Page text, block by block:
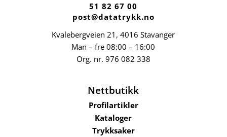
51 82 67 00
post@datatrykk.no
Kvalebergveien 21 , 4016 Stavanger
Man – fre 08:00 – 16:00
Org. nr. 976 082 338
Nettbutikk
Profilartikler
Kataloger
Trykksaker